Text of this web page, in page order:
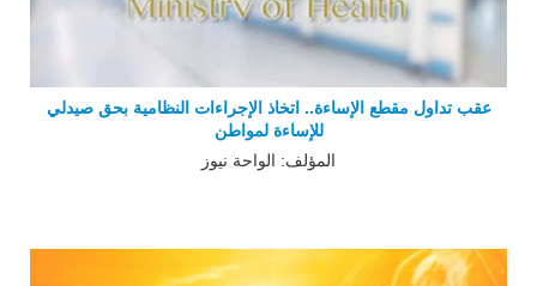
عقب تداول مقطع الإساءة.. اتخاذ الإجراءات النظامية بحق صيدلي
للإساءة لمواطن
المؤلف: الواحة نيوز